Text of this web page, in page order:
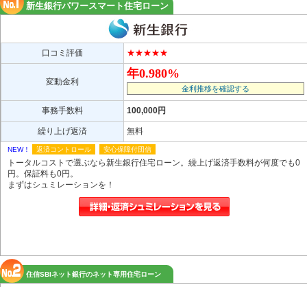
新生銀行パワースマート住宅ローン
口コミ評価 ★★★★★
変動金利
年0.980%
金利推移を確認する
事務手数料 100,000円
繰り上げ返済 無料
NEW！ 返済コントロール 安心保障付団信
トータルコストで選ぶなら新生銀行住宅ローン。繰上げ返済手数料が何度でも0
円。保証料も0円。
まずはシュミレーションを！
住信SBIネット銀行のネット専用住宅ローン